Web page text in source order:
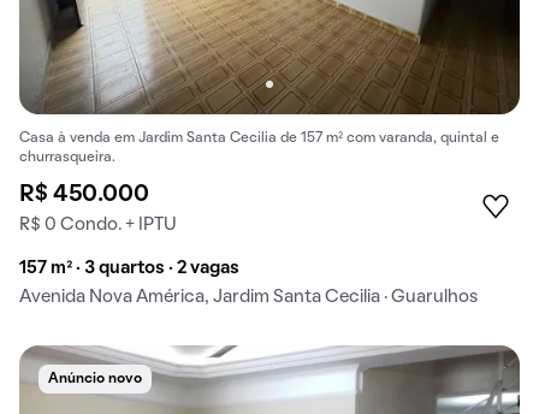
Casa à venda em Jardim Santa Cecilia de 157 m² com varanda, quintal e
churrasqueira.
R$ 450.000
R$ 0 Condo. + IPTU
157 m² · 3 quartos · 2 vagas
Avenida Nova América, Jardim Santa Cecilia · Guarulhos
Anúncio novo